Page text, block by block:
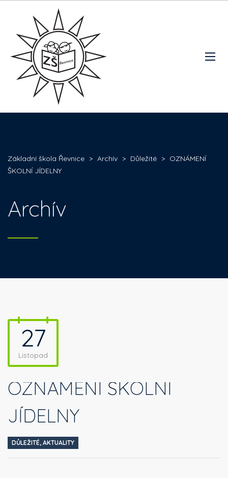
Základní škola Řevnice > Archív > Důležité > OZNÁMENÍ
ŠKOLNÍ JÍDELNY
Archív
27
Listopad
OZNÁMENÍ ŠKOLNÍ
JÍDELNY
DŮLEŽITÉ, AKTUALITY